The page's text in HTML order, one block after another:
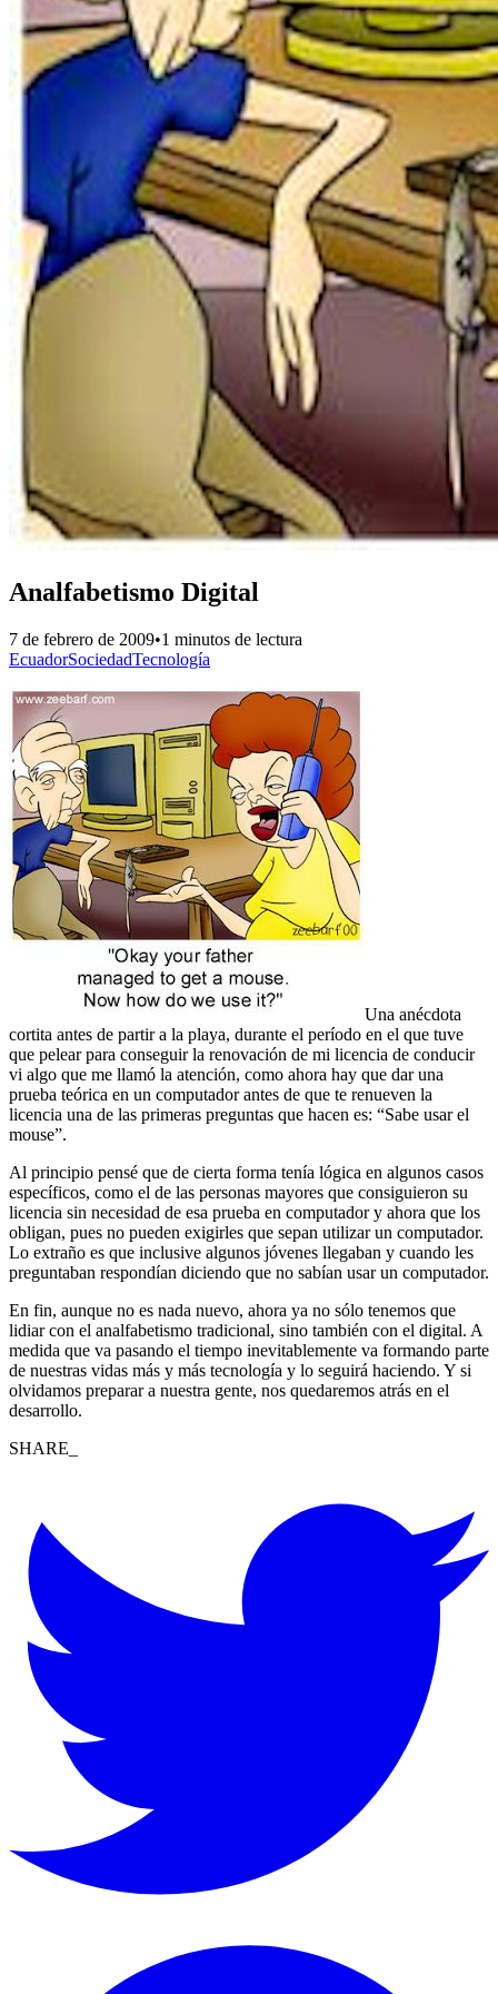
Analfabetismo Digital
7 de febrero de 2009•1 minutos de lectura
EcuadorSociedadTecnología
Una anécdota
cortita antes de partir a la playa, durante el período en el que tuve
que pelear para conseguir la renovación de mi licencia de conducir
vi algo que me llamó la atención, como ahora hay que dar una
prueba teórica en un computador antes de que te renueven la
licencia una de las primeras preguntas que hacen es: “Sabe usar el
mouse”.
Al principio pensé que de cierta forma tenía lógica en algunos casos
específicos, como el de las personas mayores que consiguieron su
licencia sin necesidad de esa prueba en computador y ahora que los
obligan, pues no pueden exigirles que sepan utilizar un computador.
Lo extraño es que inclusive algunos jóvenes llegaban y cuando les
preguntaban respondían diciendo que no sabían usar un computador.
En fin, aunque no es nada nuevo, ahora ya no sólo tenemos que
lidiar con el analfabetismo tradicional, sino también con el digital. A
medida que va pasando el tiempo inevitablemente va formando parte
de nuestras vidas más y más tecnología y lo seguirá haciendo. Y si
olvidamos preparar a nuestra gente, nos quedaremos atrás en el
desarrollo.
SHARE_